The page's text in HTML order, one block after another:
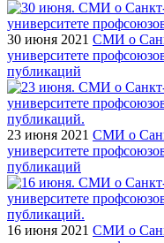
30 июня 2021 СМИ о
университете
публикаций
23 июня 2021 СМИ о
университете
публикаций
16 июня 2021 СМИ о